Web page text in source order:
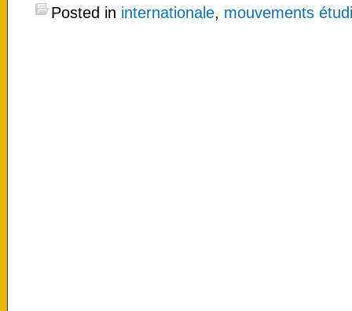
Posted in internationale, mouvements